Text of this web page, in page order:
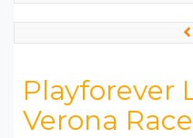
Playforever
Verona